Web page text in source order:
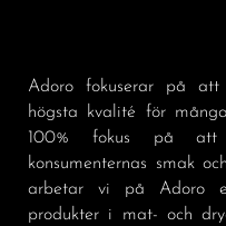
Adoro fokuserar på
högsta kvalité för
100% fokus på att
konsumenternas smak
arbetar vi på Adoro
produkter i mat- och